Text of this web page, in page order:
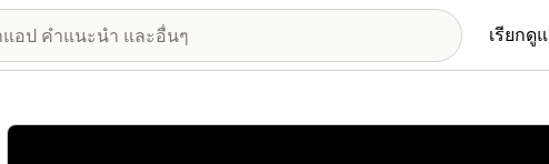
เรียกดู
แกลเลอรีรูปภาพที่แสดง